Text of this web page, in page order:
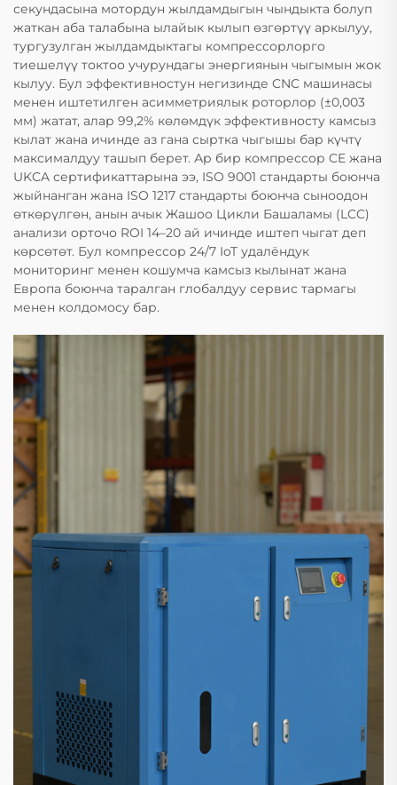
секундасына мотордун жылдамдыгын чындыкта болуп
жаткан аба талабына ылайык кылып өзгөртүү аркылуу,
тургузулган жылдамдыктагы компрессорлорго
тиешелүү токтоо учурундагы энергиянын чыгымын жок
кылуу. Бул эффективностун негизинде CNC машинасы
менен иштетилген асимметриялык роторлор (±0,003
мм) жатат, алар 99,2% көлөмдүк эффективносту камсыз
кылат жана ичинде аз гана сыртка чыгышы бар күчтү
максималдуу ташып берет. Ар бир компрессор CE жана
UKCA сертификаттарына ээ, ISO 9001 стандарты боюнча
жыйнанган жана ISO 1217 стандарты боюнча сыноодон
өткөрүлгөн, анын ачык Жашоо Цикли Башаламы (LCC)
анализи орточо ROI 14–20 ай ичинде иштеп чыгат деп
көрсөтөт. Бул компрессор 24/7 IoT удалёндук
мониторинг менен кошумча камсыз кылынат жана
Европа боюнча таралган глобалдуу сервис тармагы
менен колдомосу бар.